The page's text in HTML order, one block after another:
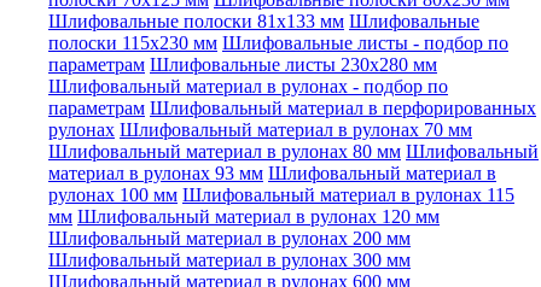
Шлифовальные полоски 81x133 мм Шлифовальные
полоски 115x230 мм Шлифовальные листы - подбор по
параметрам Шлифовальные листы 230x280 мм
Шлифовальный материал в рулонах - подбор по
параметрам Шлифовальный материал в перфорированных
рулонах Шлифовальный материал в рулонах 70 мм
Шлифовальный материал в рулонах 80 мм Шлифовальный
материал в рулонах 93 мм Шлифовальный материал в
рулонах 100 мм Шлифовальный материал в рулонах 115
мм Шлифовальный материал в рулонах 120 мм
Шлифовальный материал в рулонах 200 мм
Шлифовальный материал в рулонах 300 мм
Шлифовальный материал в рулонах 600 мм